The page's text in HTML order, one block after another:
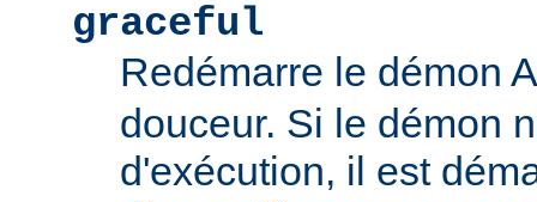
graceful
Redémarre le démon
douceur. Si le démon
d'exécution, il est